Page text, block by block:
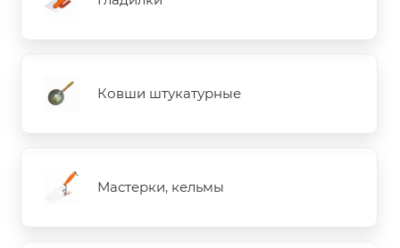
Ковши штукатурные
Мастерки, кельмы